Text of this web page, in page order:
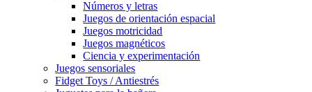
Números y letras
Juegos de orientación espacial
Juegos motricidad
Juegos magnéticos
Ciencia y experimentación
Juegos sensoriales
Fidget Toys / Antiestrés